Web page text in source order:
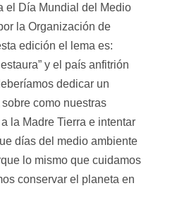
el Día Mundial del Medio
la Organización de
edición el lema es:
y el país anfitrión
dedicar un
como nuestras
la Madre Tierra e intentar
días del medio ambiente
lo mismo que cuidamos
conservar el planeta en